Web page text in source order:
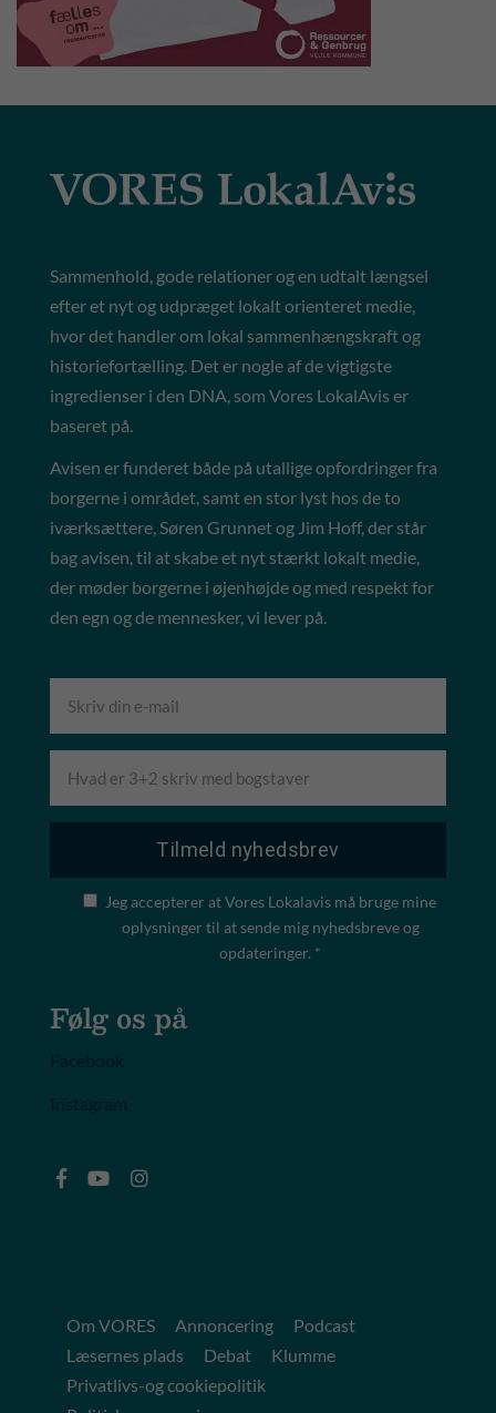
Sammenhold, gode relationer og en udtalt længsel
efter et nyt og udpræget lokalt orienteret medie,
hvor det handler om lokal sammenhængskraft og
historiefortælling. Det er nogle af de vigtigste
ingredienser i den DNA, som Vores LokalAvis er
baseret på.
Avisen er funderet både på utallige opfordringer fra
borgerne i området, samt en stor lyst hos de to
iværksættere, Søren Grunnet og Jim Hoff, der står
bag avisen, til at skabe et nyt stærkt lokalt medie,
der møder borgerne i øjenhøjde og med respekt for
den egn og de mennesker, vi lever på.
Jeg accepterer at Vores Lokalavis må bruge mine
oplysninger til at sende mig nyhedsbreve og
opdateringer. *
Følg os på
Om VORES Annoncering
Podcast
Læsernes plads
Debat
Klumme
Privatlivs-og cookiepolitik